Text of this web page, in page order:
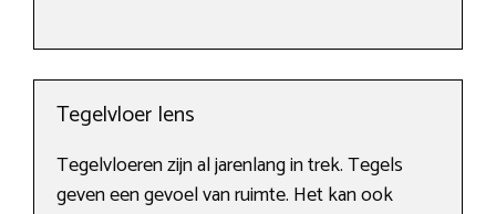
Tegelvloer Iens
Tegelvloeren zijn al jarenlang in trek. Tegels
geven een gevoel van ruimte. Het kan ook